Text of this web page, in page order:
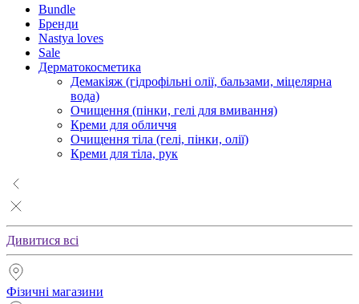
Bundle
Бренди
Nastya loves
Sale
Дерматокосметика
Демакіяж (гідрофільні олії, бальзами, міцелярна
вода)
Очищення (пінки, гелі для вмивання)
Креми для обличчя
Очищення тіла (гелі, пінки, олії)
Креми для тіла, рук
Дивитися всі
Фізичні магазини